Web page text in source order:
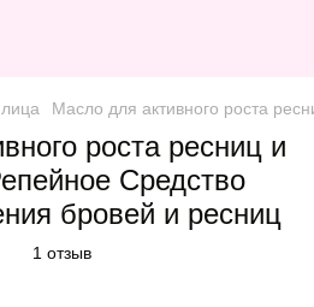
Масло для активного роста
роста ресниц и
Средство
бровей и ресниц
1 отзыв